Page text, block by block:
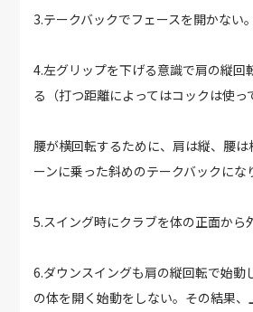
3.テークバックでフェースを開かない。
4.左グリップを下げる意識で肩の縦回
る（打つ距離によってはコックは使っ
腰が横回転するために、肩は縦、腰
ーンに乗った斜めのテークバックにな
5.スイング時にクラブを体の正面から
6.ダウンスイングも肩の縦回転で始動
の体を開く始動をしない。その結果